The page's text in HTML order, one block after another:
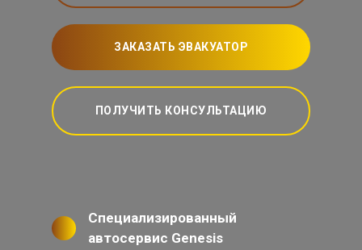
ЗАКАЗАТЬ ЭВАКУАТОР
ПОЛУЧИТЬ КОНСУЛЬТАЦИЮ
Специализированный
автосервис Genesis